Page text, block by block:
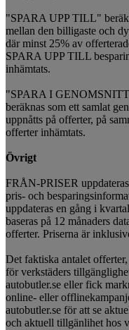
"SPARA UPP TILL"
mellan den billigaste och
där minst 25% av
SPARA UPP TILL
inhämtats.
"SPARA I
beräknas som ett samlat
uppnåtts på offerter, på
offerter inhämtats.
Övrigt
FRÅN-PRISER
pris- och
uppdateras en gång i
baseras på 12 månaders
offerter. Priserna är
Det faktiska antalet
för verkstäders
autobutler.se eller fick
online- eller
autobutler.se för att se
och aktuell tillgänlihet hos